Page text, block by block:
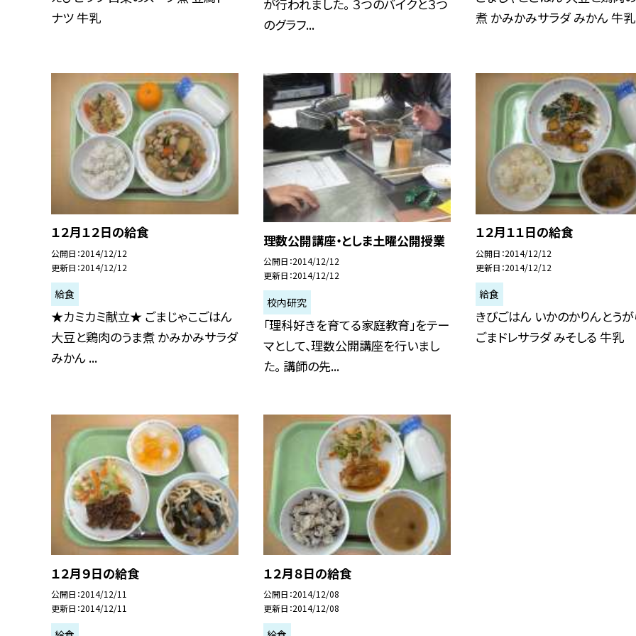
ナツ 牛乳
が行われました。 ３つのバイクと３つ
のグラフ...
煮 かみかみサラダ みかん 牛乳
１２月１２日の給食
公開日 2014/12/12
更新日 2014/12/12
給食
★カミカミ献立★ ごまじゃこごはん
大豆と鶏肉のうま煮 かみかみサラダ
みかん ...
理数公開講座・としま土曜公開授業
公開日 2014/12/12
更新日 2014/12/12
校内研究
「理科好きを育てる家庭教育」をテー
マとして、理数公開講座を行いまし
た。 講師の先...
１２月１１日の給食
公開日 2014/12/12
更新日 2014/12/12
給食
きびごはん いかのかりんとう
ごまドレサラダ みそしる 牛乳
１２月９日の給食
公開日 2014/12/11
更新日 2014/12/11
１２月８日の給食
公開日 2014/12/08
更新日 2014/12/08